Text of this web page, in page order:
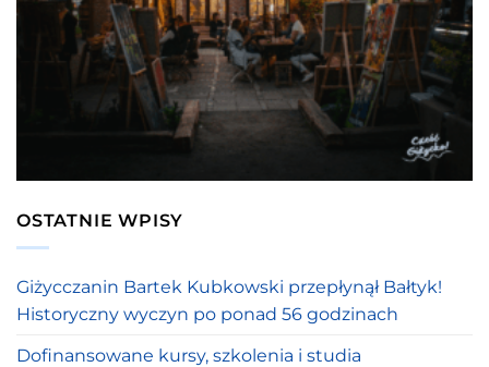
OSTATNIE WPISY
Giżycczanin Bartek Kubkowski przepłynął Bałtyk!
Historyczny wyczyn po ponad 56 godzinach
Dofinansowane kursy, szkolenia i studia